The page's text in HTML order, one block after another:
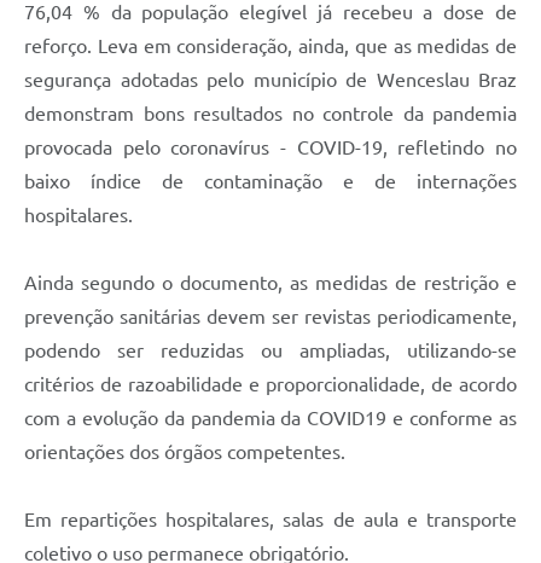
76,04 % da população elegível já recebeu a dose de
reforço. Leva em consideração, ainda, que as medidas de
segurança adotadas pelo município de Wenceslau Braz
demonstram bons resultados no controle da pandemia
provocada pelo coronavírus - COVID-19, refletindo no
baixo índice de contaminação e de internações
hospitalares.
Ainda segundo o documento, as medidas de restrição e
prevenção sanitárias devem ser revistas periodicamente,
podendo ser reduzidas ou ampliadas, utilizando-se
critérios de razoabilidade e proporcionalidade, de acordo
com a evolução da pandemia da COVID19 e conforme as
orientações dos órgãos competentes.
Em repartições hospitalares, salas de aula e transporte
coletivo o uso permanece obrigatório.